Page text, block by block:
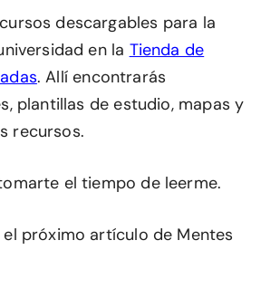
descargables para la
en la Tienda de
. Allí encontrarás
plantillas de estudio, mapas y
recursos.
el tiempo de leerme.
el próximo artículo de Mentes